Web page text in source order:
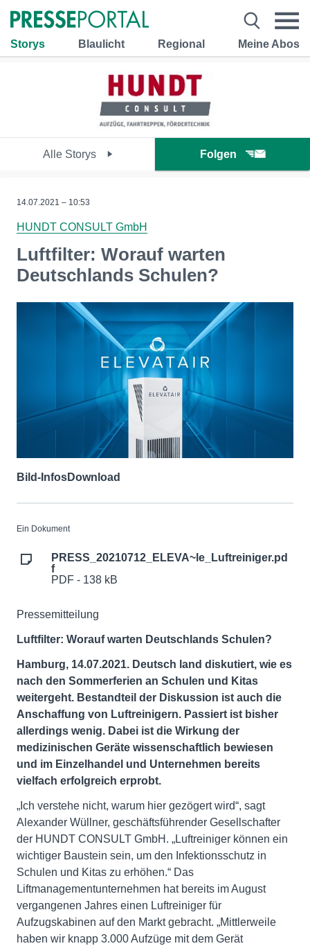
Storys Blaulicht Regional Meine Abos
Alle Storys Folgen
14.07.2021 – 10:53
HUNDT CONSULT GmbH
Luftfilter: Worauf warten
Deutschlands Schulen?
Bild-InfosDownload
Ein Dokument
PRESS_20210712_ELEVA~le_Luftreiniger.pd
f
PDF - 138 kB
Pressemitteilung
Luftfilter: Worauf warten Deutschlands Schulen?
Hamburg, 14.07.2021. Deutsch land diskutiert, wie es
nach den Sommerferien an Schulen und Kitas
weitergeht. Bestandteil der Diskussion ist auch die
Anschaffung von Luftreinigern. Passiert ist bisher
allerdings wenig. Dabei ist die Wirkung der
medizinischen Geräte wissenschaftlich bewiesen
und im Einzelhandel und Unternehmen bereits
vielfach erfolgreich erprobt.
„Ich verstehe nicht, warum hier gezögert wird“, sagt
Alexander Wüllner, geschäftsführender Gesellschafter
der HUNDT CONSULT GmbH. „Luftreiniger können ein
wichtiger Baustein sein, um den Infektionsschutz in
Schulen und Kitas zu erhöhen.“ Das
Liftmanagementunternehmen hat bereits im August
vergangenen Jahres einen Luftreiniger für
Aufzugskabinen auf den Markt gebracht. „Mittlerweile
haben wir knapp 3.000 Aufzüge mit dem Gerät